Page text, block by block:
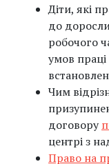
Діти, які
до
робочого
умов
Чим
договору
центрі з
Право на